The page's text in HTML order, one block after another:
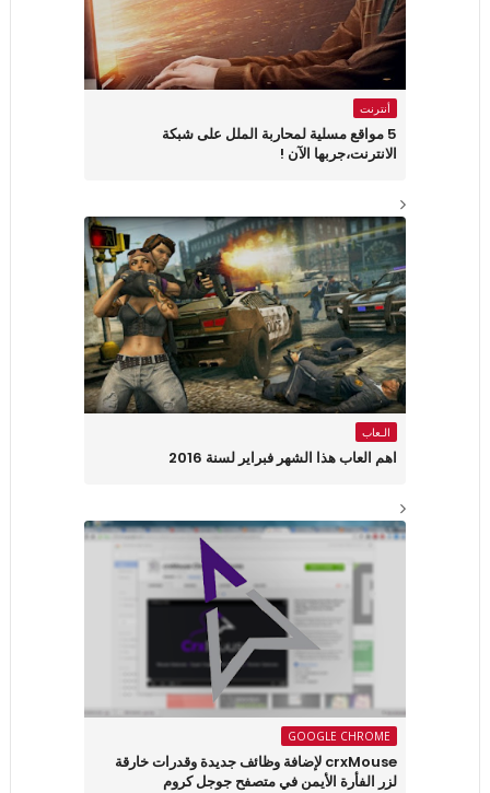
أنترنت
5 مواقع مسلية لمحاربة الملل على شبكة
الانترنت،جربها الآن !
الـعاب
اهم العاب هذا الشهر فبراير لسنة 2016
GOOGLE CHROME
crxMouse لإضافة وظائف جديدة وقدرات خارقة
لزر الفأرة الأيمن في متصفح جوجل كروم